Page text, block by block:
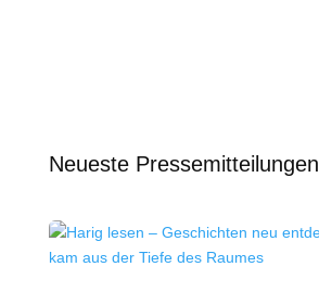
Neueste Pressemitteilungen